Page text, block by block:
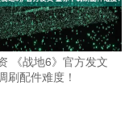
《战地6》官方发文
刷配件难度！